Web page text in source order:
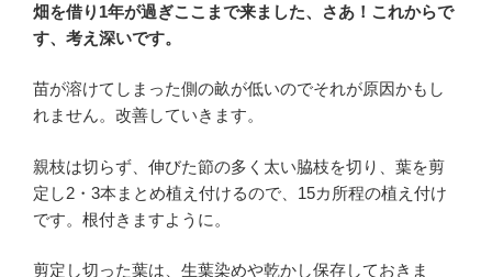
畑を借り1年が過ぎここまで来ました、さあ！これからで
す、考え深いです。
苗が溶けてしまった側の畝が低いのでそれが原因かもし
れません。改善していきます。
親枝は切らず、伸びた節の多く太い脇枝を切り、葉を剪
定し2・3本まとめ植え付けるので、15カ所程の植え付け
です。根付きますように。
剪定し切った葉は、生葉染めや乾かし保存しておきま